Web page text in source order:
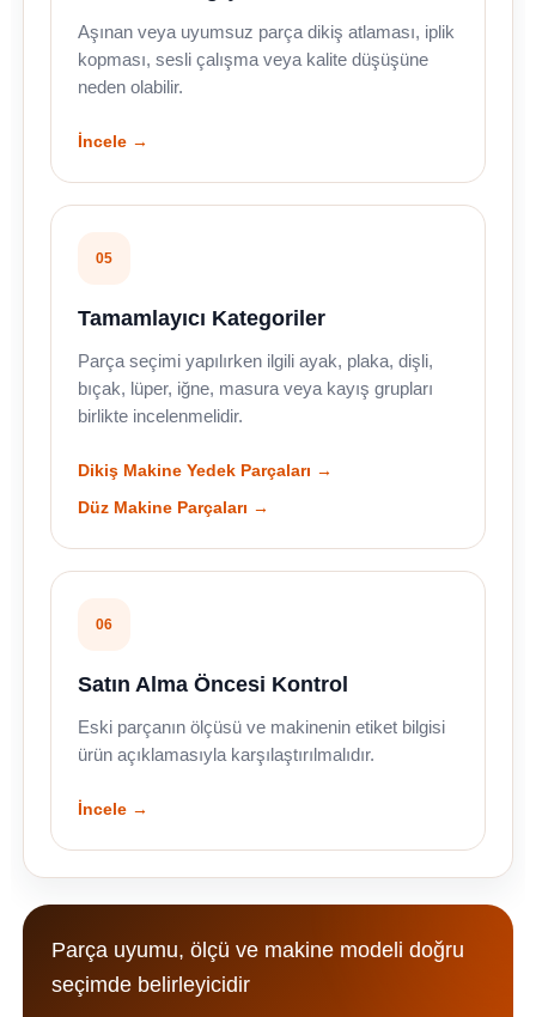
Aşınan veya uyumsuz parça dikiş atlaması, iplik
kopması, sesli çalışma veya kalite düşüşüne
neden olabilir.
İncele →
05
Tamamlayıcı Kategoriler
Parça seçimi yapılırken ilgili ayak, plaka, dişli,
bıçak, lüper, iğne, masura veya kayış grupları
birlikte incelenmelidir.
Dikiş Makine Yedek Parçaları →
Düz Makine Parçaları →
06
Satın Alma Öncesi Kontrol
Eski parçanın ölçüsü ve makinenin etiket bilgisi
ürün açıklamasıyla karşılaştırılmalıdır.
İncele →
Parça uyumu, ölçü ve makine modeli doğru
seçimde belirleyicidir